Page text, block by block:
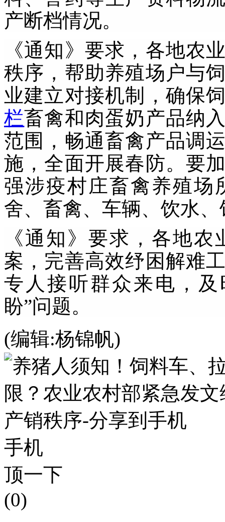
产断档情况。
《通知》要求，各地农
秩序，帮助养殖场户与
业建立对接机制，确保
栏畜禽和肉蛋奶产品纳
范围，畅通畜禽产品调
施，全面开展春防。要
强涉疫村庄畜禽养殖场
舍、畜禽、车辆、饮水
《通知》要求，各地
案，完善高效纾困解难
专人接听群众来电，
盼”问题。
(编辑:杨锦帆)
手机
顶一下
(0)